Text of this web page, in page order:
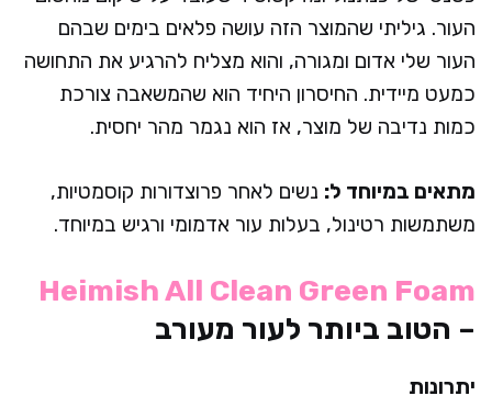
העור. גיליתי שהמוצר הזה עושה פלאים בימים שבהם
העור שלי אדום ומגורה, והוא מצליח להרגיע את התחושה
כמעט מיידית. החיסרון היחיד הוא שהמשאבה צורכת
כמות נדיבה של מוצר, אז הוא נגמר מהר יחסית.
מתאים במיוחד ל: נשים לאחר פרוצדורות קוסמטיות,
משתמשות רטינול, בעלות עור אדמומי ורגיש במיוחד.
Heimish All Clean Green Foam
– הטוב ביותר לעור מעורב
יתרונות